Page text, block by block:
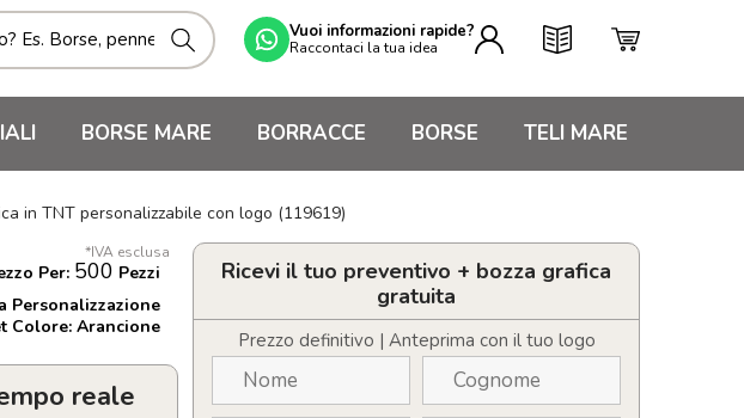
Vuoi informazioni rapide?
Raccontaci la tua idea
BORSE MARE BORRACCE BORSE TELI MARE
in TNT personalizzabile con logo (119619)
*IVA esclusa
Per: 500 Pezzi
Personalizzazione
Colore: Arancione
reale
Ricevi il tuo preventivo + bozza grafica
gratuita
Prezzo definitivo | Anteprima con il tuo logo